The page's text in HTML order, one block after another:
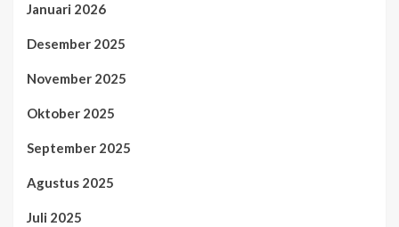
Januari 2026
Desember 2025
November 2025
Oktober 2025
September 2025
Agustus 2025
Juli 2025